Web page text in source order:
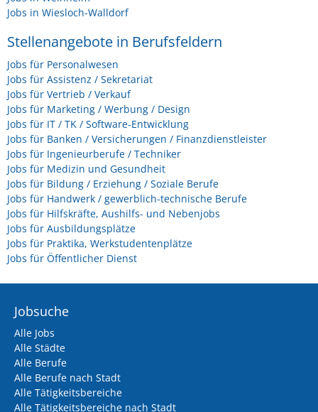
Jobs in Wiesloch-Walldorf
Stellenangebote in Berufsfeldern
Jobs für Personalwesen
Jobs für Assistenz / Sekretariat
Jobs für Vertrieb / Verkauf
Jobs für Marketing / Werbung / Design
Jobs für IT / TK / Software-Entwicklung
Jobs für Banken / Versicherungen / Finanzdienstleister
Jobs für Ingenieurberufe / Techniker
Jobs für Medizin und Gesundheit
Jobs für Bildung / Erziehung / Soziale Berufe
Jobs für Handwerk / gewerblich-technische Berufe
Jobs für Hilfskräfte, Aushilfs- und Nebenjobs
Jobs für Ausbildungsplätze
Jobs für Praktika, Werkstudentenplätze
Jobs für Öffentlicher Dienst
Jobsuche
Alle Jobs
Alle Städte
Alle Berufe
Alle Berufe nach Stadt
Alle Tätigkeitsbereiche
Alle Tätigkeitsbereiche nach Stadt